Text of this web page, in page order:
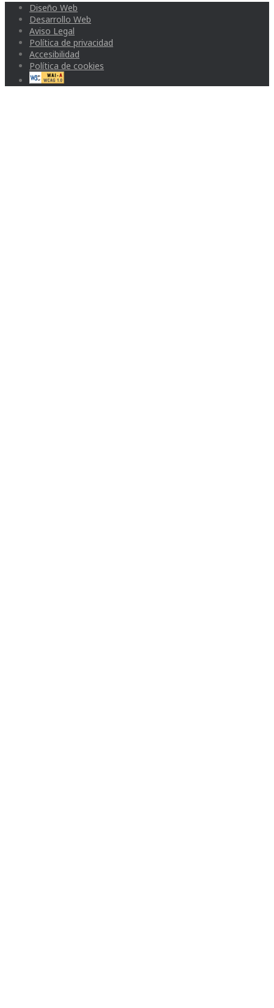
Diseño Web
Desarrollo Web
Aviso Legal
Política de privacidad
Accesibilidad
Política de cookies